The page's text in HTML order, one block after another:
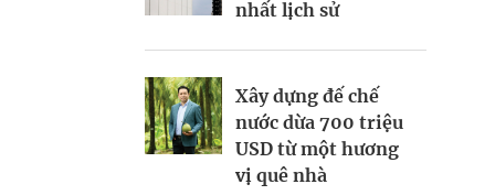
nhất lịch sử
Xây dựng đế chế
nước dừa 700 triệu
USD từ một hương
vị quê nhà
Galaxea AI: Startup
700 triệu USD đầy
tham vọng “soán
ngôi” Tesla
tỷ đô
Todd Graves và đế
chế 22 tỷ USD từ
miếng gà rán